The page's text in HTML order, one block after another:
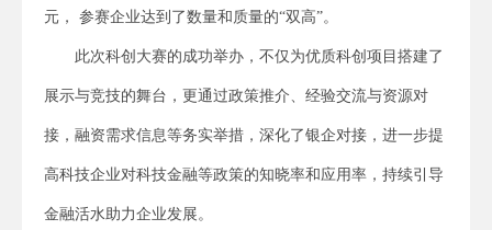
元， 参赛企业达到了数量和质量的“双高”。
此次科创大赛的成功举办，不仅为优质科创项目搭建了
展示与竞技的舞台，更通过政策推介、经验交流与资源对
接，融资需求信息等务实举措，深化了银企对接，进一步提
高科技企业对科技金融等政策的知晓率和应用率，持续引导
金融活水助力企业发展。